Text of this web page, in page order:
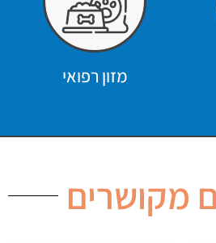
מזון רפואי
מקושרים